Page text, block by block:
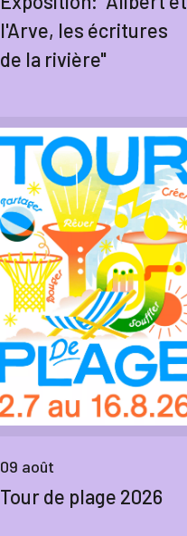
l'Arve, les écritures
de la rivière"
09 août
Tour de plage 2026